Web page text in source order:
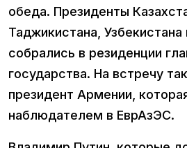
обеда. Президенты
Таджикистана,
собрались в резиденции
государства. На встречу
президент Армении,
наблюдателем в ЕврАзЭС.